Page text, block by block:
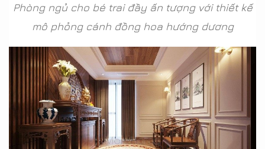
Phòng ngủ cho bé trai đầy ấn tượng với thiết kế
mô phỏng cánh đồng hoa hướng dương